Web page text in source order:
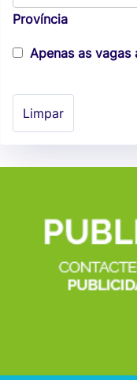
Província
Apenas as vagas
Limpar